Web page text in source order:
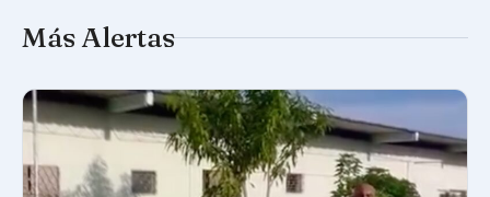
Más Alertas